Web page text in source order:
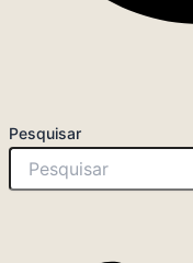
Pesquisar